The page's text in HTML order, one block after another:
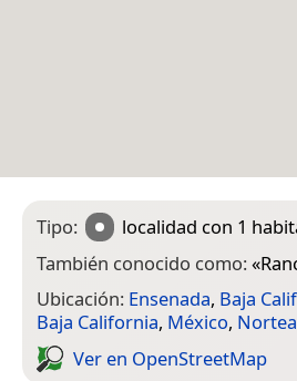
Tipo: localidad con 1
También conocido como:«
Ubicación: Ensenada, Baja
Baja California, México,
Ver en Open­Street­Map